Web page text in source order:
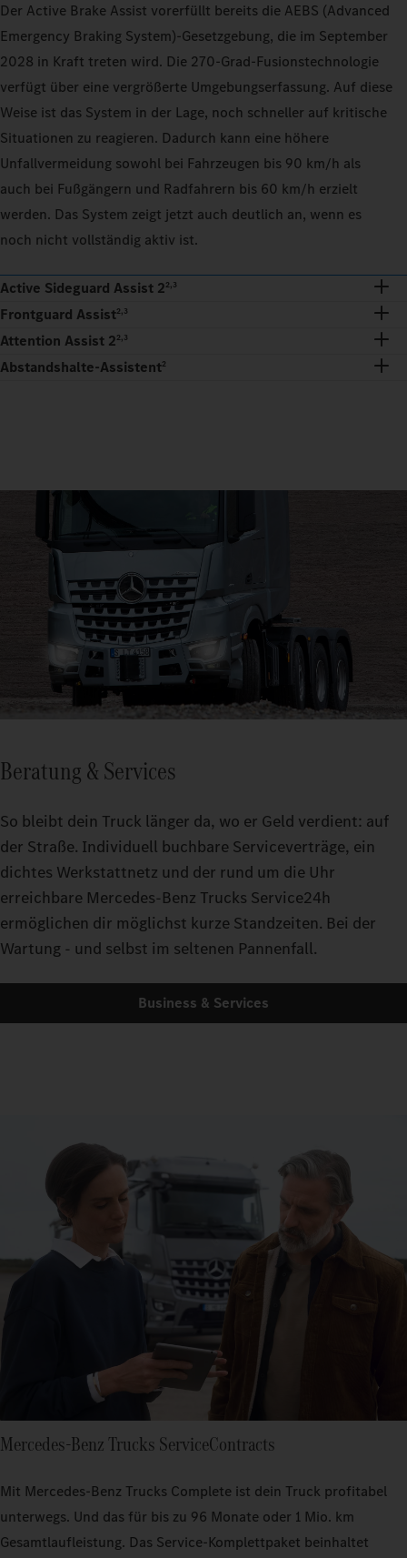
Der Active Brake Assist vorerfüllt bereits die AEBS (Advanced
Emergency Braking System)-Gesetzgebung, die im September
2028 in Kraft treten wird. Die 270‑Grad-Fusionstechnologie
verfügt über eine vergrößerte Umgebungserfassung. Auf diese
Weise ist das System in der Lage, noch schneller auf kritische
Situationen zu reagieren. Dadurch kann eine höhere
Unfallvermeidung sowohl bei Fahrzeugen bis 90 km/h als
auch bei Fußgängern und Radfahrern bis 60 km/h erzielt
werden. Das System zeigt jetzt auch deutlich an, wenn es
noch nicht vollständig aktiv ist.
Active Sideguard Assist 22,3
Frontguard Assist2,3
Attention Assist 22,3
Abstandshalte-Assistent2
Beratung & Services
So bleibt dein Truck länger da, wo er Geld verdient: auf
der Straße. Individuell buchbare Serviceverträge, ein
dichtes Werkstattnetz und der rund um die Uhr
erreichbare Mercedes-Benz Trucks Service24h
ermöglichen dir möglichst kurze Standzeiten. Bei der
Wartung - und selbst im seltenen Pannenfall.
Business & Services
Mercedes‑Benz Trucks ServiceContracts
Mit Mercedes‑Benz Trucks Complete ist dein Truck profitabel
unterwegs. Und das für bis zu 96 Monate oder 1 Mio. km
Gesamtlaufleistung. Das Service-Komplettpaket beinhaltet